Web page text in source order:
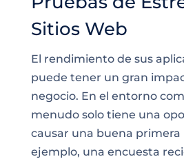
Sitios Web
El rendimiento de sus
puede tener un gran
negocio. En el entorno
menudo solo tiene una
causar una buena primera
ejemplo, una encuesta